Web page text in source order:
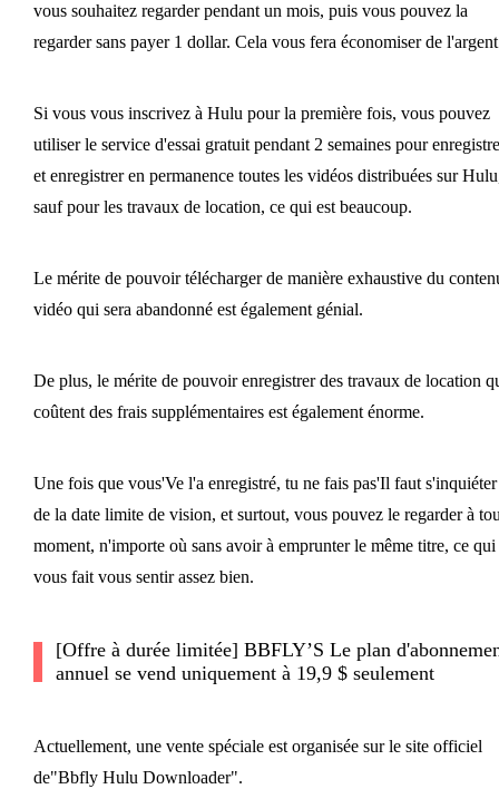
vous souhaitez regarder pendant un mois, puis vous pouvez la
regarder sans payer 1 dollar. Cela vous fera économiser de
Si vous vous inscrivez à Hulu pour la première fois, vous pouvez
utiliser le service d'essai gratuit pendant 2 semaines pour
et enregistrer en permanence toutes les vidéos distribuées sur
sauf pour les travaux de location, ce qui est beaucoup.
Le mérite de pouvoir télécharger de manière exhaustive du
vidéo qui sera abandonné est également génial.
De plus, le mérite de pouvoir enregistrer des travaux de location
coûtent des frais supplémentaires est également énorme.
Une fois que vous'Ve l'a enregistré, tu ne fais pas'Il faut s'inquiéter
de la date limite de vision, et surtout, vous pouvez le regarder à
moment, n'importe où sans avoir à emprunter le même titre, ce qui
vous fait vous sentir assez bien.
[Offre à durée limitée] BBFLY’S Le plan
annuel se vend uniquement à 19,9 $ seulement
Actuellement, une vente spéciale est organisée sur le site officiel
de"Bbfly Hulu Downloader".